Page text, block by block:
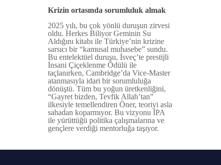
Krizin ortasında sorumluluk almak
2025 yılı, bu çok yönlü duruşun zirvesi
oldu. Herkes Biliyor Geminin Su
Aldığını kitabı ile Türkiye’nin krizine
sarsıcı bir “kamusal muhasebe” sundu.
Bu entelektüel duruşu, İsveç’te prestijli
İnsani Çiçeklenme Ödülü ile
taçlanırken, Cambridge’da Vice-Master
atanmasıyla idari bir sorumluluğa
dönüştü. Tüm bu yoğun üretkenliğini,
“Gayret bizden, Tevfik Allah’tan”
ilkesiyle temellendiren Öner, teoriyi asla
sahadan koparmıyor. Bu vizyonu İPA
ile yürüttüğü politika çalışmalarına ve
gençlere verdiği mentorluğa taşıyor.